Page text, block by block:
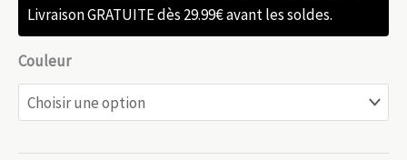
Livraison GRATUITE dès 29.99€ avant les soldes.
Couleur